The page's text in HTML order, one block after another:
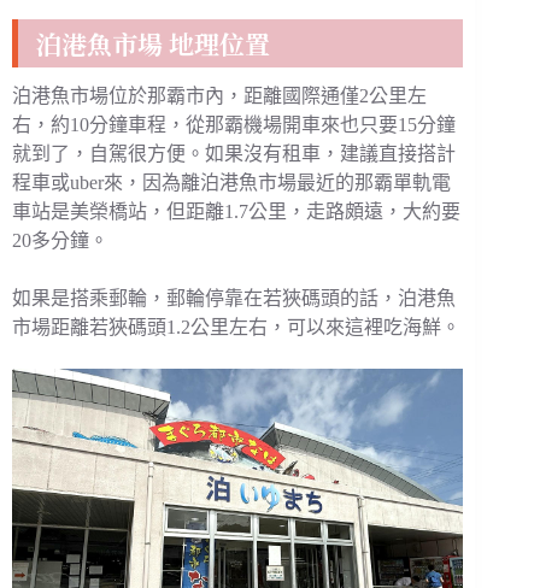
泊港魚市場 地理位置
泊港魚市場位於那霸市內，距離國際通僅2公里左
右，約10分鐘車程，從那霸機場開車來也只要15分鐘
就到了，自駕很方便。如果沒有租車，建議直接搭計
程車或uber來，因為離泊港魚市場最近的那霸單軌電
車站是美榮橋站，但距離1.7公里，走路頗遠，大約要
20多分鐘。
如果是搭乘郵輪，郵輪停靠在若狹碼頭的話，泊港魚
市場距離若狹碼頭1.2公里左右，可以來這裡吃海鮮。